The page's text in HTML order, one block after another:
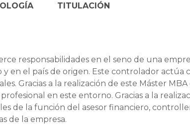
responsabilidades en el seno de una
en el país de origen. Este controlador actúa
Gracias a la realización de este Máster MBA
en este entorno. Gracias a la
de la función del asesor financiero,
de la empresa.
TITULACIÓN